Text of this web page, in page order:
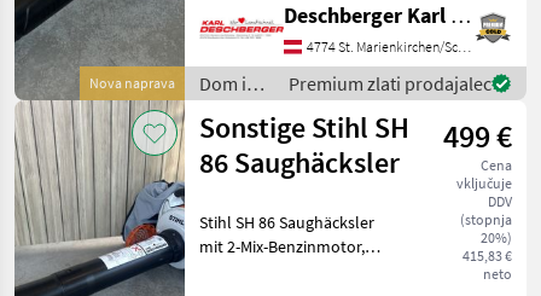
Nova naprava
Watzenböck Mario Dom in
vrt Drugi stroji za dom in vrt
Deschberger Karl Landtechnik GesmbH & Co KG
4774 St. Marienkirchen/Schärding
Dom in
vrt /
Sonstige
Premium zlati prodajalec
Sonstige Stihl SH
86 Saughäcksler
499 €
Cena
vključuje
DDV
(stopnja
20%)
415,83 €
neto
Stihl SH 86 Saughäcksler
mit 2-Mix-Benzinmotor,